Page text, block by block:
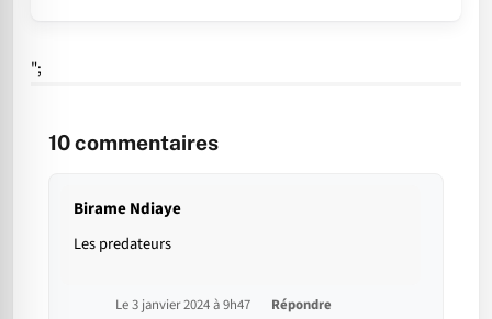
";
10commentaires
Birame Ndiaye
Les predateurs
Le 3 janvier 2024 à 9h47 Répondre